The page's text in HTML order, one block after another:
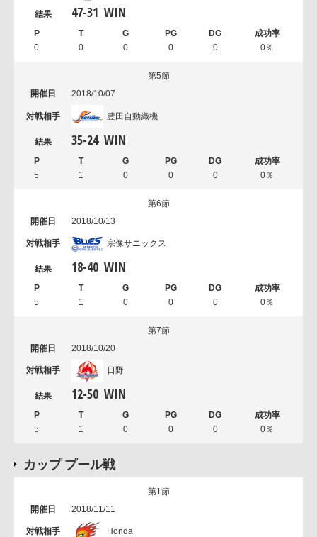
47-31 WIN
0 0 0 0 0 0％
第5節
2018/10/07
豊田自動織機
35-24 WIN
5 1 0 0 0 0％
第6節
2018/10/13
宗像サニックス
18-40 WIN
5 1 0 0 0 0％
第7節
2018/10/20
日野
12-50 WIN
5 1 0 0 0 0％
カップ プール戦
第1節
2018/11/11
Honda